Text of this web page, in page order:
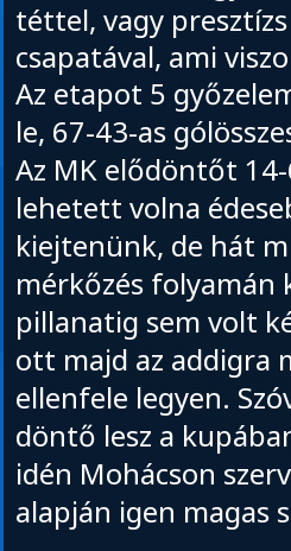
téttel, vagy
csapatával, ami
Az etapot 5
le, 67-43-as
Az MK elődöntőt
lehetett volna
kiejtenünk, de hát
mérkőzés
pillanatig sem volt
ott majd az addigra
ellenfele legyen.
döntő lesz a
idén Mohácson
alapján igen magas